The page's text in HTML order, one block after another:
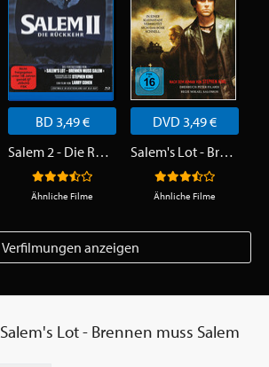
BD 3,49 €
Salem 2 - Die Rückkehr
Ähnliche Filme
DVD 3,49 €
Salem's Lot - Brennen muss Salem
Ähnliche Filme
Verfilmungen anzeigen
Salem's Lot - Brennen muss Salem